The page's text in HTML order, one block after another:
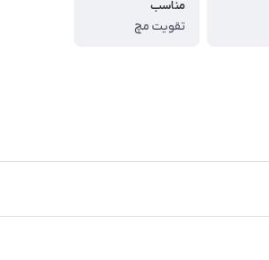
مناسب
تقویت مچ